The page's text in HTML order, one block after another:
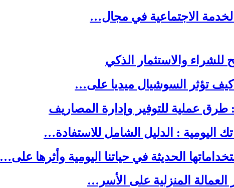
الاجتماعية في مجال…
الحديثة في حياتنا اليومية وأثرها على…
العمالة المنزلية على الأسر…